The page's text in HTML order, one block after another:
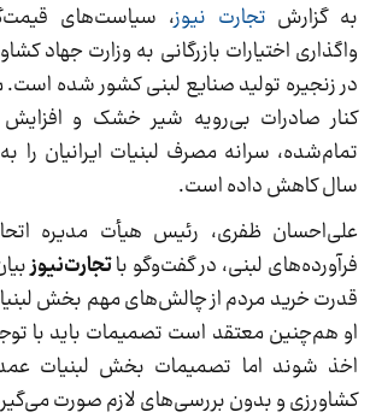
به گزارش تجارت نیوز، سیاست‌های
واگذاری اختیارات بازرگانی به وزارت جهاد
در زنجیره تولید صنایع لبنی کشور شده
کنار صادرات بی‌رویه شیر خشک و
سال کاهش داده است.
علی‌احسان ظفری، رئیس هیأت مدیره
فرآورده‌های لبنی، در گفت‌وگو باتجارت‌نیوز
قدرت خرید مردم از چالش‌های مهم بخش
او هم‌چنین معتقد است تصمیمات باید با
اخذ شوند اما تصمیمات بخش لبنیات
کشاورزی و بدون بررسی‌های لازم صورت